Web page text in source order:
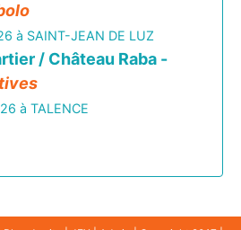
à SAINT-JEAN DE LUZ
/ Château Raba -
à TALENCE